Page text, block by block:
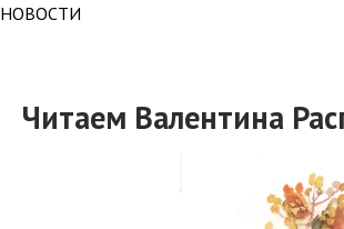
НОВОСТИ
Читаем Валентина